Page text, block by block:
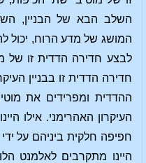
השלב הבא של הבניין,
המושג של מדע הרוח, יכול
לבצע חדירה הדדית זו של
חדירה הדדית זו בבניין
ההדדית ומפרידים את
העיקרון האהרימני. אילו
חפיפה חלקית ביניהם על
היינו מתקרבים לאלמנט